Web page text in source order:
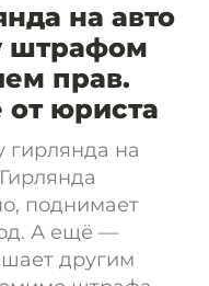
на авто
штрафом
прав.
юриста
гирлянда на
поднимает
А ещё —
другим